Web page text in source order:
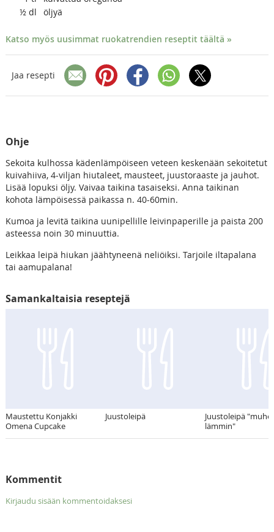
½ dl öljyä
Katso myös uusimmat ruokatrendien reseptit täältä »
Jaa resepti
Ohje
Sekoita kulhossa kädenlämpöiseen veteen keskenään sekoitetut
kuivahiiva, 4-viljan hiutaleet, mausteet, juustoraaste ja jauhot.
Lisää lopuksi öljy. Vaivaa taikina tasaiseksi. Anna taikinan
kohota lämpöisessä paikassa n. 40-60min.
Kumoa ja levitä taikina uunipellille leivinpaperille ja paista 200
asteessa noin 30 minuuttia.
Leikkaa leipä hiukan jäähtyneenä neliöiksi. Tarjoile iltapalana
tai aamupalana!
Samankaltaisia reseptejä
Maustettu Konjakki
Omena Cupcake
Juustoleipä
Juustoleipä
lämmin"
Kommentit
Kirjaudu sisään kommentoidaksesi